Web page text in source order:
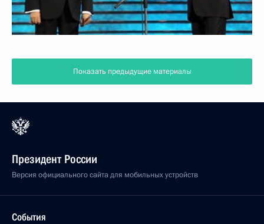
Показать предыдущие материалы
Президент России
Версия официального сайта для мобильных устройств
События